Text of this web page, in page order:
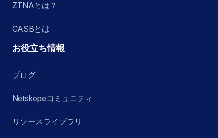
ZTNAとは？
CASBとは
お役立ち情報
ブログ
Netskopeコミュニティ
リソースライブラリ